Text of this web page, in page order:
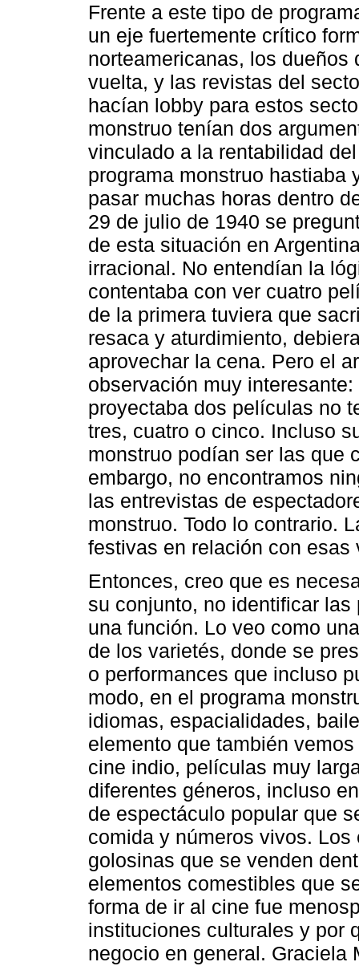
Frente a este tipo de
un eje fuertemente crítico
norteamericanas, los
vuelta, y las revistas del
hacían lobby para estos
monstruo tenían dos
vinculado a la rentabilidad
programa monstruo hastiaba
pasar muchas horas dentro
29 de julio de 1940 se
de esta situación en
irracional. No entendían la
contentaba con ver cuatro
de la primera tuviera que
resaca y aturdimiento,
aprovechar la cena. Pero el
observación muy
proyectaba dos películas no
tres, cuatro o cinco. Incluso
monstruo podían ser las que
embargo, no encontramos
las entrevistas de
monstruo. Todo lo contrario.
festivas en relación con
Entonces, creo que es
su conjunto, no identificar
una función. Lo veo como
de los varietés, donde se
o performances que incluso
modo, en el programa
idiomas, espacialidades,
elemento que también
cine indio, películas muy
diferentes géneros, incluso
de espectáculo popular que
comida y números vivos.
golosinas que se venden
elementos comestibles que
forma de ir al cine fue
instituciones culturales y por
negocio en general. Graciela